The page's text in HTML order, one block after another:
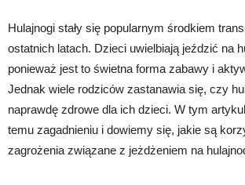
Hulajnogi stały się popularnym środkiem
ostatnich latach. Dzieci uwielbiają jeździć na
ponieważ jest to świetna forma zabawy i
Jednak wiele rodziców zastanawia się, czy
naprawdę zdrowe dla ich dzieci. W tym
temu zagadnieniu i dowiemy się, jakie są
zagrożenia związane z jeżdżeniem na